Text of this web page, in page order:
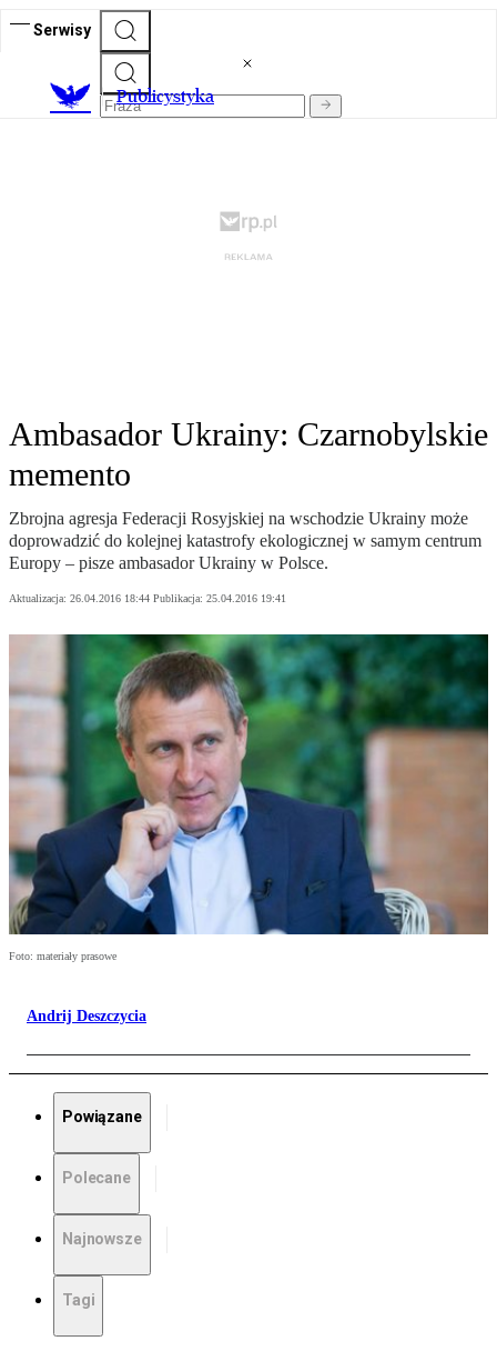
Serwisy
Publicystyka
Ambasador Ukrainy: Czarnobylskie
memento
Zbrojna agresja Federacji Rosyjskiej na wschodzie Ukrainy może
doprowadzić do kolejnej katastrofy ekologicznej w samym centrum
Europy – pisze ambasador Ukrainy w Polsce.
Aktualizacja: 26.04.2016 18:44 Publikacja: 25.04.2016 19:41
Foto: materiały prasowe
Andrij Deszczycia
Powiązane
Polecane
Najnowsze
Tagi